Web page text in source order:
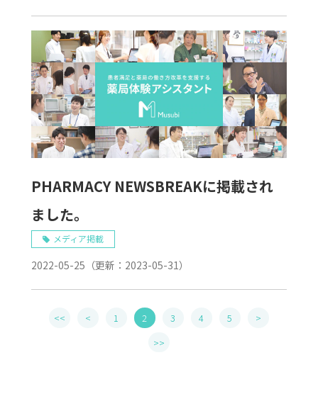
PHARMACY NEWSBREAKに掲載され
ました。
メディア掲載
2022-05-25 （更新： 2023-05-31）
<< < 1 2 3 4 5
>
>>